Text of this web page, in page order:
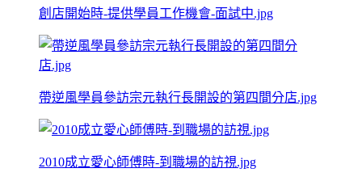
創店開始時-提供學員工作機會-面試中.jpg
帶逆風學員參訪宗元執行長開設的第四間分店.jpg
2010成立愛心師傅時-到職場的訪視.jpg